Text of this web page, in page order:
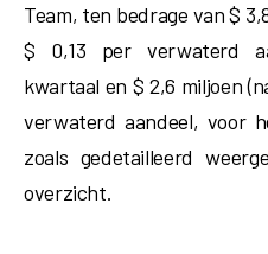
Team, ten bedrage van $
$ 0,13 per verwaterd
kwartaal en $ 2,6 miljoen
verwaterd aandeel, voor
zoals gedetailleerd
overzicht.